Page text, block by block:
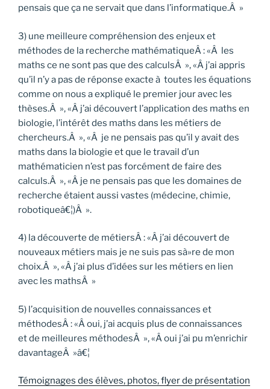
pensais que ça ne servait que dans l’informatique.Â »
3) une meilleure compréhension des enjeux et
méthodes de la recherche mathématiqueÂ : «Â les
maths ce ne sont pas que des calculsÂ », «Â j’ai appris
qu’il n’y a pas de réponse exacte à toutes les équations
comme on nous a expliqué le premier jour avec les
thèses.Â », «Â j’ai découvert l’application des maths en
biologie, l’intérêt des maths dans les métiers de
chercheurs.Â », «Â je ne pensais pas qu’il y avait des
maths dans la biologie et que le travail d’un
mathématicien n’est pas forcément de faire des
calculs.Â », «Â je ne pensais pas que les domaines de
recherche étaient aussi vastes (médecine, chimie,
robotiqueâ€¦)Â ».
4) la découverte de métiersÂ : «Â j’ai découvert de
nouveaux métiers mais je ne suis pas sà»re de mon
choix.Â », «Â j’ai plus d’idées sur les métiers en lien
avec les mathsÂ »
5) l’acquisition de nouvelles connaissances et
méthodesÂ : «Â oui, j’ai acquis plus de connaissances
et de meilleures méthodesÂ », «Â oui j’ai pu m’enrichir
davantageÂ »â€¦
Témoignages des élèves, photos, flyer de présentation